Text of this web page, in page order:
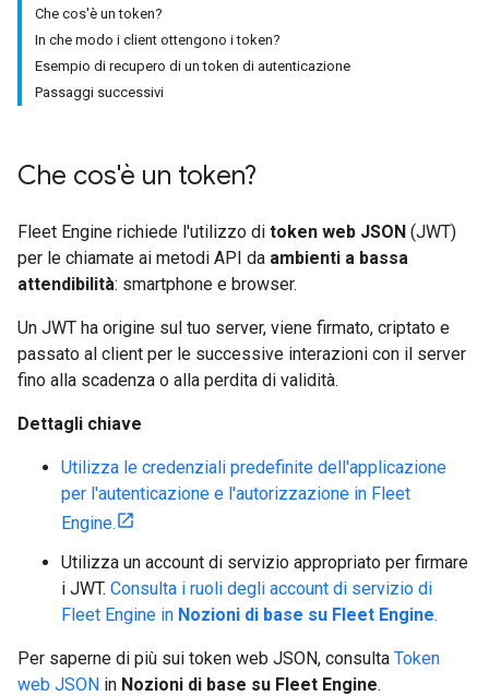
Che cos'è un token?
In che modo i client ottengono i token?
Esempio di recupero di un token di autenticazione
Passaggi successivi
Che cos'è un token?
Fleet Engine richiede l'utilizzo di token web JSON (JWT)
per le chiamate ai metodi API da ambienti a bassa
attendibilità: smartphone e browser.
Un JWT ha origine sul tuo server, viene firmato, criptato e
passato al client per le successive interazioni con il server
fino alla scadenza o alla perdita di validità.
Dettagli chiave
Utilizza le credenziali predefinite dell'applicazione
per l'autenticazione e l'autorizzazione in Fleet
Engine.
Utilizza un account di servizio appropriato per firmare
i JWT. Consulta i ruoli degli account di servizio di
Fleet Engine in Nozioni di base su Fleet Engine.
Per saperne di più sui token web JSON, consulta Token
web JSON in Nozioni di base su Fleet Engine.